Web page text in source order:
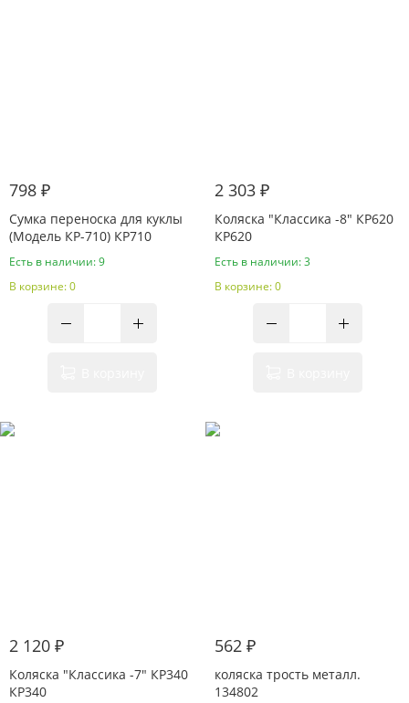
798 ₽
Сумка переноска для куклы
(Модель КР-710) КР710
Есть в наличии: 9
В корзине: 0
2 303 ₽
Коляска "Классика -8" КР620
КР620
Есть в наличии: 3
В корзине: 0
2 120 ₽
Коляска "Классика -7" КР340
КР340
562 ₽
коляска трость металл.
134802